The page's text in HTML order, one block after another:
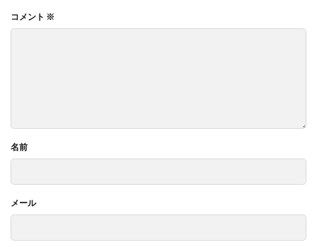
コメント ※
名前
メール